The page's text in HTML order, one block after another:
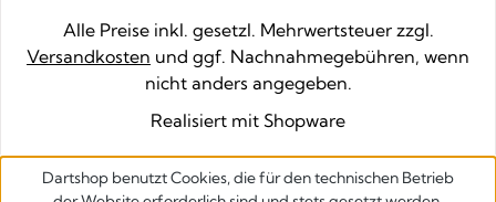
Alle Preise inkl. gesetzl. Mehrwertsteuer zzgl.
Versandkosten und ggf. Nachnahmegebühren, wenn
nicht anders angegeben.
Realisiert mit Shopware
Dartshop benutzt Cookies, die für den technischen Betrieb